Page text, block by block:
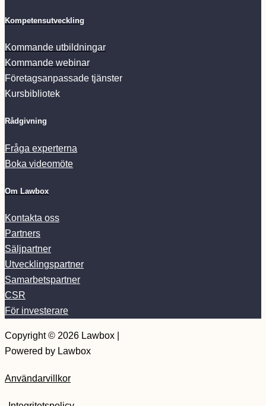
Kompetensutveckling
Kommande utbildningar
Kommande webinar
Företagsanpassade tjänster
Kursbibliotek
Rådgivning
Fråga experterna
Boka videomöte
Om Lawbox
Kontakta oss
Partners
Säljpartner
Utvecklingspartner
Samarbetspartner
CSR
För investerare
Copyright © 2026 Lawbox |
Powered by Lawbox
Användarvillkor